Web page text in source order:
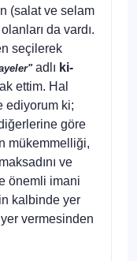
(salat ve selam
da vardı.
seçilerek
adlı ki­
ettim. Hal
ediyorum ki;
göre
mükem­melliği,
ve
önemli imani
kalbinde yer
vermesinden